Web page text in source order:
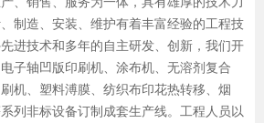
制造、安装、维护有着丰富经验的工程技
进技术和多年的自主研发、创新，我们开
子轴凹版印刷机、涂布机、无溶剂复合
机、塑料溥膜、纺织布印花热转移、烟
列非标设备订制成套生产线。工程人员以